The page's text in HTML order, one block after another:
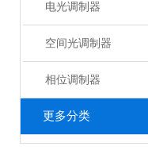
电光调制器
空间光调制器
相位调制器
更多分类